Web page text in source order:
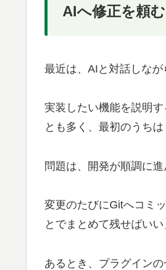
AIへ修正を頼
最近は、AIと対話しなが
実装したい機能を説明
とも多く、最初のうち
問題は、開発が順調に
変更のたびにGitへコミ
とでまとめて残せばい
あるとき、プラグイン